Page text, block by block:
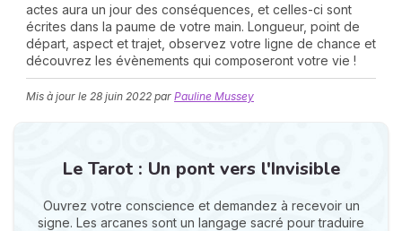
actes aura un jour des conséquences, et celles-ci sont
écrites dans la paume de votre main. Longueur, point de
départ, aspect et trajet, observez votre ligne de chance et
découvrez les évènements qui composeront votre vie !
Mis à jour le 28 juin 2022 par Pauline Mussey
Le Tarot : Un pont vers l'Invisible
Ouvrez votre conscience et demandez à recevoir un
signe. Les arcanes sont un langage sacré pour traduire